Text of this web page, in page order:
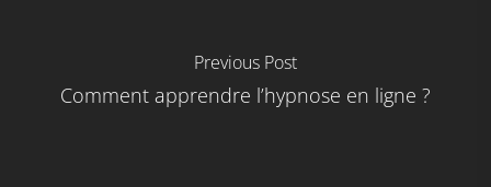
Previous Post
Comment apprendre l’hypnose en ligne ?